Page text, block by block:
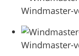
Windmaster-
Windmaster-